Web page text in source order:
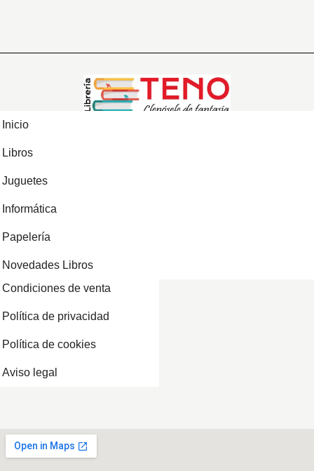
Inicio
Libros
Juguetes
Informática
Papelería
Novedades Libros
Condiciones de venta
Política de privacidad
Política de cookies
Aviso legal